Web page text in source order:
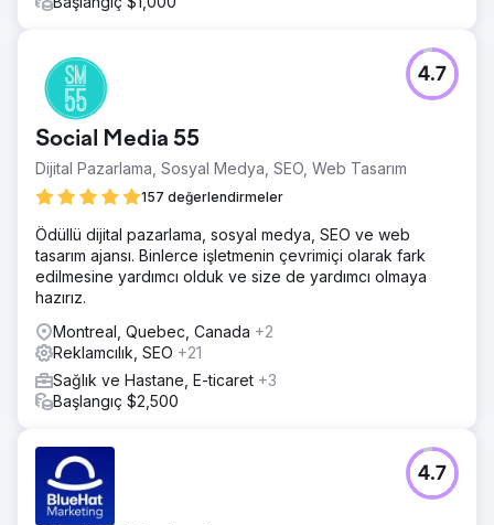
Social Media 55
Dijital Pazarlama, Sosyal Medya, SEO, Web Tasarım
157 değerlendirmeler
4.7
Ödüllü dijital pazarlama, sosyal medya, SEO ve web
tasarım ajansı. Binlerce işletmenin çevrimiçi olarak fark
edilmesine yardımcı olduk ve size de yardımcı olmaya
hazırız.
Montreal, Quebec, Canada +2
Reklamcılık, SEO +21
Sağlık ve Hastane, E-ticaret +3
Başlangıç $2,500
4.7